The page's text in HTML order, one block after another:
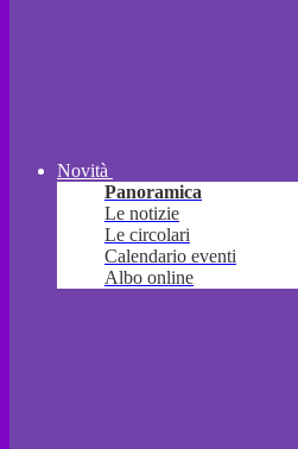
Novità
Panoramica
Le notizie
Le circolari
Calendario eventi
Albo online